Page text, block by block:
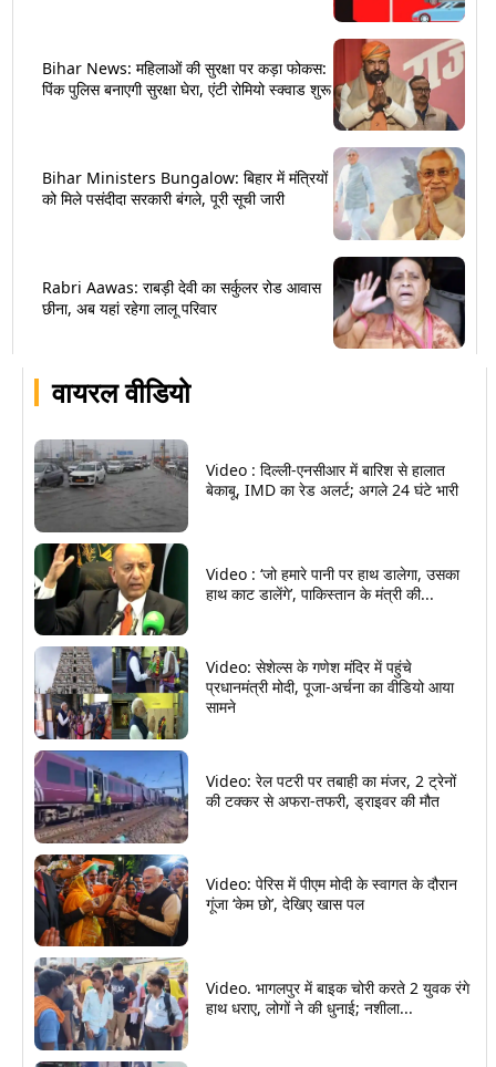
वायरल वीडियो
Video : दिल्ली-एनसीआर में बारिश से हालात
बेकाबू, IMD का रेड अलर्ट; अगले 24 घंटे भारी
Video : ‘जो हमारे पानी पर हाथ डालेगा, उसका
हाथ काट डालेंगे’, पाकिस्तान के मंत्री की...
Video: सेशेल्स के गणेश मंदिर में पहुंचे
प्रधानमंत्री मोदी, पूजा-अर्चना का वीडियो आया
सामने
Video: रेल पटरी पर तबाही का मंजर, 2 ट्रेनों
की टक्कर से अफरा-तफरी, ड्राइवर की मौत
Video: पेरिस में पीएम मोदी के स्वागत के दौरान
गूंजा ‘केम छो’, देखिए खास पल
Video. भागलपुर में बाइक चोरी करते 2 युवक रंगे
हाथ धराए, लोगों ने की धुनाई; नशीला...
Bihar News: महिलाओं की सुरक्षा पर कड़ा फोकस:
पिंक पुलिस बनाएगी सुरक्षा घेरा, एंटी रोमियो स्क्वाड शुरू
Bihar Ministers Bungalow: बिहार में मंत्रियों
को मिले पसंदीदा सरकारी बंगले, पूरी सूची जारी
Rabri Aawas: राबड़ी देवी का सर्कुलर रोड आवास
छीना, अब यहां रहेगा लालू परिवार